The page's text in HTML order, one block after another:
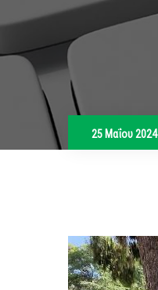
25 Μαΐου 2024